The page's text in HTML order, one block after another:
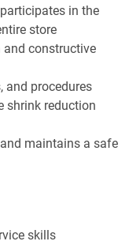
in the
store
and constructive
and procedures
shrink reduction
maintains a safe
skills